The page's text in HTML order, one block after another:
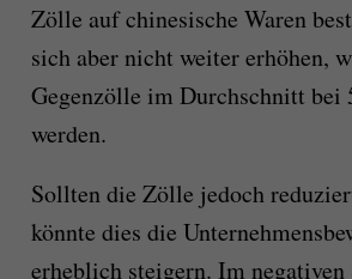
Zölle auf chinesische Waren
sich aber nicht weiter erhöhen,
Gegenzölle im Durchschnitt bei
werden.
Sollten die Zölle jedoch
könnte dies die
erheblich steigern. Im negativen